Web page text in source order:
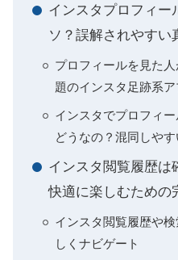
インスタプロフィー
ソ？誤解されやすい
プロフィールを見た
題のインスタ足跡系
インスタでプロフィ
どうなの？混同しや
インスタ閲覧履歴は
快適に楽しむための
インスタ閲覧履歴や
しくナビゲート